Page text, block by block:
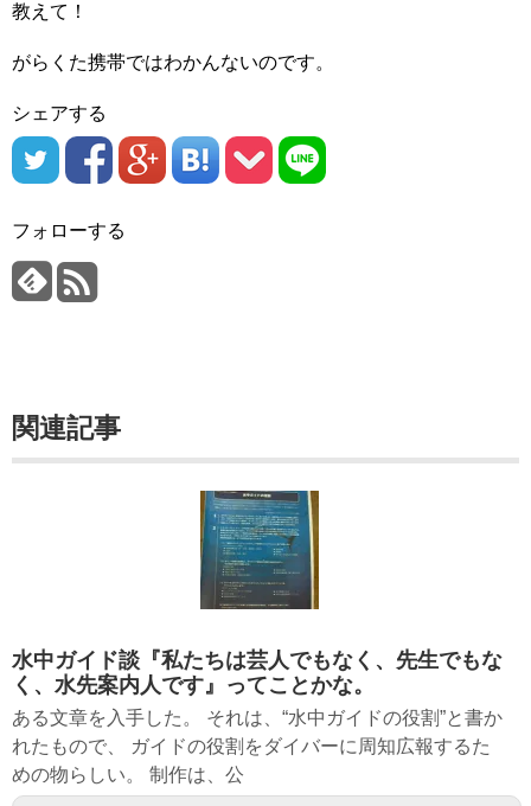
教えて！
がらくた携帯ではわかんないのです。
シェアする
フォローする
関連記事
水中ガイド談『私たちは芸人でもなく、先生でもな
く、水先案内人です』ってことかな。
ある文章を入手した。 それは、“水中ガイドの役割”と書か
れたもので、 ガイドの役割をダイバーに周知広報するた
めの物らしい。 制作は、公